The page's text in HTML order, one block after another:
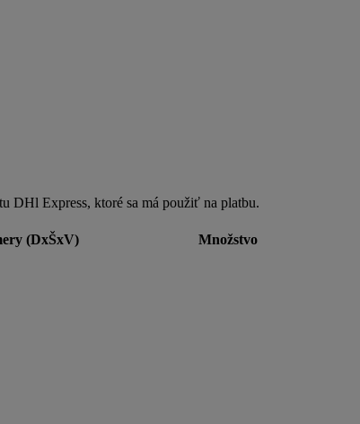
DHl Express, ktoré sa má použiť na platbu.
(DxŠxV)
Množstvo